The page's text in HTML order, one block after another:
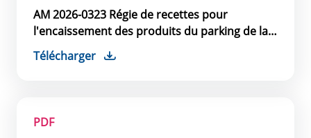
AM 2026-0323 Régie de recettes pour
l'encaissement des produits du parking de la
Cité
Télécharger
PDF